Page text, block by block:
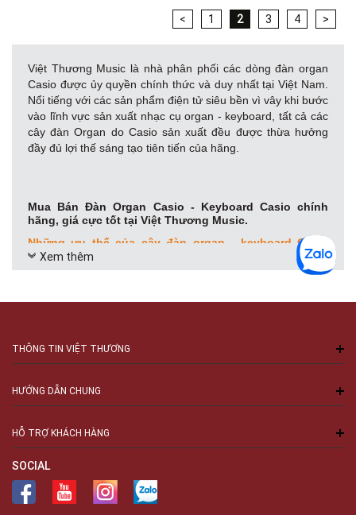
< 1 2 3 4 >
Việt Thương Music là nhà phân phối các dòng đàn organ
Casio được ủy quyền chính thức và duy nhất tại Việt Nam.
Nổi tiếng với các sản phẩm điện tử siêu bền vì vây khi bước
vào lĩnh vực sản xuất nhạc cụ organ - keyboard, tất cả các
cây đàn Organ do Casio sản xuất đều được thừa hưởng
đầy đủ lợi thế sáng tạo tiên tiến của hãng.
Mua Bán Đàn Organ Casio - Keyboard Casio chính
hãng, giá cực tốt tại Việt Thương Music.
Những ưu thế của cây đàn organ - keyboard Casio
điện tử
Trong tất cả các công tyâm nhạc kỹ thuật số hàng đầu,
phải chăng.
Xem thêm
THÔNG TIN VIỆT THƯƠNG
HƯỚNG DẪN CHUNG
HỖ TRỢ KHÁCH HÀNG
SOCIAL